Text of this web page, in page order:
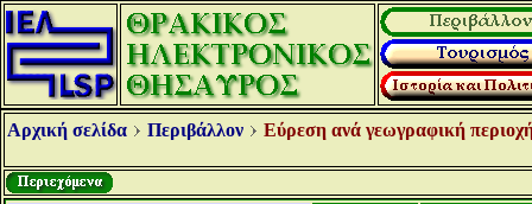
Αρχική σελίδα Περιβάλλον Εύρεση ανά γεωγραφική